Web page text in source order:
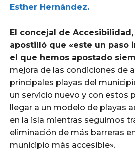
Esther Hernández.
El concejal de
apostilló que «este un paso
el que hemos apostado
mejora de las condiciones de
principales playas del
un servicio nuevo y con estos
llegar a un modelo de playas
en la isla mientras seguimos
eliminación de más barreras
municipio más accesible».